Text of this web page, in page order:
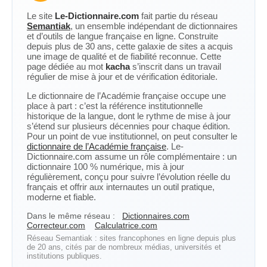
Le site Le-Dictionnaire.com fait partie du réseau
Semantiak, un ensemble indépendant de dictionnaires
et d’outils de langue française en ligne. Construite
depuis plus de 30 ans, cette galaxie de sites a acquis
une image de qualité et de fiabilité reconnue. Cette
page dédiée au mot kachas’inscrit dans un travail
régulier de mise à jour et de vérification éditoriale.
Le dictionnaire de l’Académie française occupe une
place à part : c’est la référence institutionnelle
historique de la langue, dont le rythme de mise à jour
s’étend sur plusieurs décennies pour chaque édition.
Pour un point de vue institutionnel, on peut consulter le
dictionnaire de l’Académie française. Le-
Dictionnaire.com assume un rôle complémentaire : un
dictionnaire 100 % numérique, mis à jour
régulièrement, conçu pour suivre l’évolution réelle du
français et offrir aux internautes un outil pratique,
moderne et fiable.
Dans le même réseau :
Dictionnaires.com
Correcteur.com
Calculatrice.com
Réseau Semantiak : sites francophones en ligne depuis plus
de 20 ans, cités par de nombreux médias, universités et
institutions publiques.